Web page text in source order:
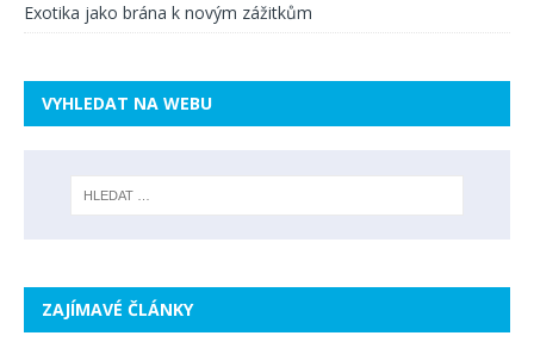
Exotika jako brána k novým zážitkům
VYHLEDAT NA WEBU
ZAJÍMAVÉ ČLÁNKY